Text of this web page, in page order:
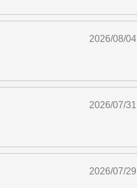
2026/08/04
2026/07/31
2026/07/29